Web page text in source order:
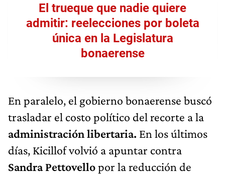
El trueque que nadie quiere
admitir: reelecciones por boleta
única en la Legislatura
bonaerense
En paralelo, el gobierno bonaerense buscó
trasladar el costo político del recorte a la
administración libertaria. En los últimos
días, Kicillof volvió a apuntar contra
Sandra Pettovellopor la reducción de